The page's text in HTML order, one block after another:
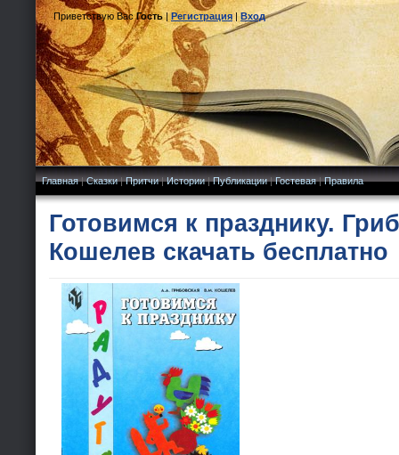
Приветствую Вас Гость|Регистрация|Вход
Главная|Сказки|Притчи|Истории|Публикации|Гостевая|Правила
Готовимся к празднику.
Кошелев скачать бесплатно